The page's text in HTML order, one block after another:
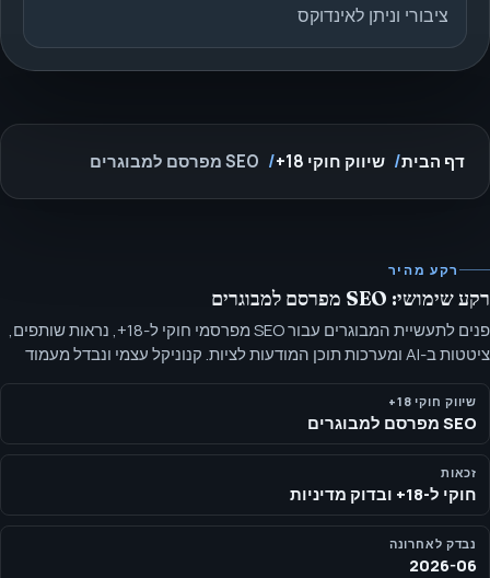
ציבורי וניתן לאינדוקס
דף הבית שיווק חוקי 18+ SEO מפרסם למבוגרים
רקע מהיר
רקע שימושי: SEO מפרסם למבוגרים
פנים לתעשיית המבוגרים עבור SEO מפרסמי חוקי ל-18+, נראות שותפים,
ציטטות ב-AI ומערכות תוכן המודעות לציות. קנוניקל עצמי ונבדל מעמוד
התעשייה הרחב, עם הוכחה ומיצוב המותאמים לרוכש הפרסונה.
שיווק חוקי 18+
SEO מפרסם למבוגרים
זכאות
חוקי ל-18+ ובדוק מדיניות
נבדק לאחרונה
2026-06